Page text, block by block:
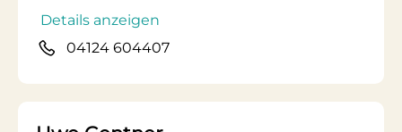
Details anzeigen
04124 604407